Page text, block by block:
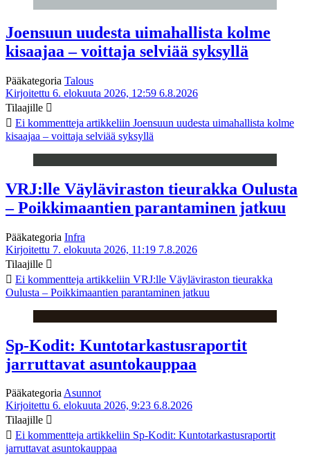
Joensuun uudesta uimahallista kolme
kisaajaa – voittaja selviää syksyllä
Pääkategoria Talous
Kirjoitettu 6. elokuuta 2026, 12:59 6.8.2026
Tilaajille
Ei kommentteja artikkeliin Joensuun uudesta uimahallista kolme
kisaajaa – voittaja selviää syksyllä
VRJ:lle Väyläviraston tieurakka Oulusta
– Poikkimaantien parantaminen jatkuu
Pääkategoria Infra
Kirjoitettu 7. elokuuta 2026, 11:19 7.8.2026
Tilaajille
Ei kommentteja artikkeliin VRJ:lle Väyläviraston tieurakka
Oulusta – Poikkimaantien parantaminen jatkuu
Sp-Kodit: Kuntotarkastusraportit
jarruttavat asuntokauppaa
PääkategoriaAsunnot
Kirjoitettu 6. elokuuta 2026, 9:23 6.8.2026
Tilaajille
Ei kommentteja artikkeliin Sp-Kodit: Kuntotarkastusraportit
jarruttavat asuntokauppaa